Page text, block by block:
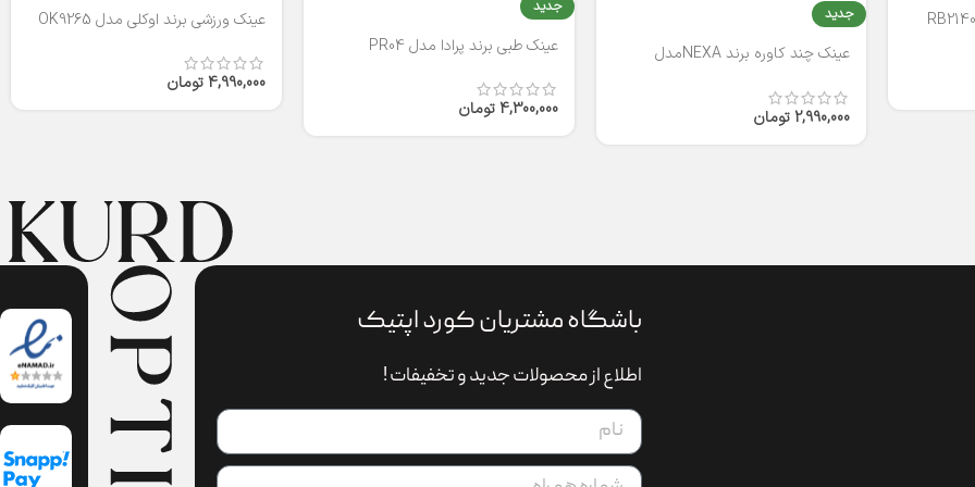
جدید
عینک چند کاوره برند NEXAمدل
2,990,000 تومان
جدید
عینک طبی برند پرادا مدل PR04
4,300,000 تومان
عینک ورزشی برند اوکلی مدل OK9265
4,990,000 تومان
باشگاه مشتریان کورد اپتیک
اطلاع از محصولات جدید و تخفیفات !